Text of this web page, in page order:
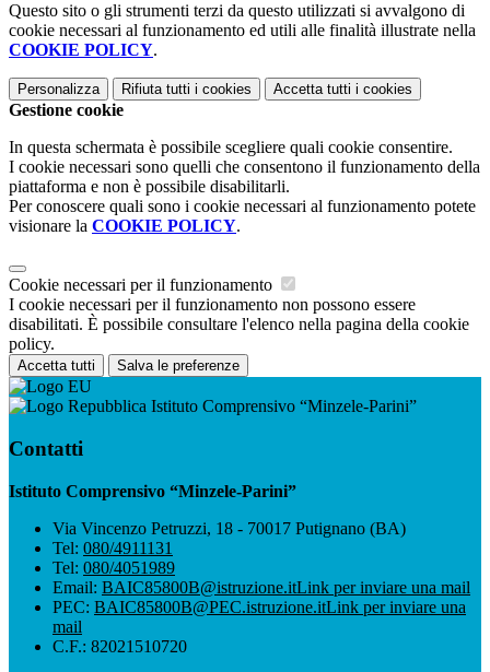
Questo sito o gli strumenti terzi da questo utilizzati si avvalgono di
cookie necessari al funzionamento ed utili alle finalità illustrate nella
COOKIE POLICY.
Personalizza Rifiuta tutti i cookies Accetta tutti i cookies
Gestione cookie
In questa schermata è possibile scegliere quali cookie consentire.
I cookie necessari sono quelli che consentono il funzionamento della
piattaforma e non è possibile disabilitarli.
Per conoscere quali sono i cookie necessari al funzionamento potete
visionare la COOKIE POLICY.
Cookie necessari per il funzionamento
I cookie necessari per il funzionamento non possono essere
disabilitati. È possibile consultare l'elenco nella pagina della cookie
policy.
Accetta tutti Salva le preferenze
Istituto Comprensivo “Minzele-Parini”
Contatti
Istituto Comprensivo “Minzele-Parini”
Via Vincenzo Petruzzi, 18 - 70017 Putignano (BA)
Tel: 080/4911131
Tel: 080/4051989
Email: BAIC85800B@istruzione.itLink per inviare una mail
PEC: BAIC85800B@PEC.istruzione.itLink per inviare una
mail
C.F.: 82021510720